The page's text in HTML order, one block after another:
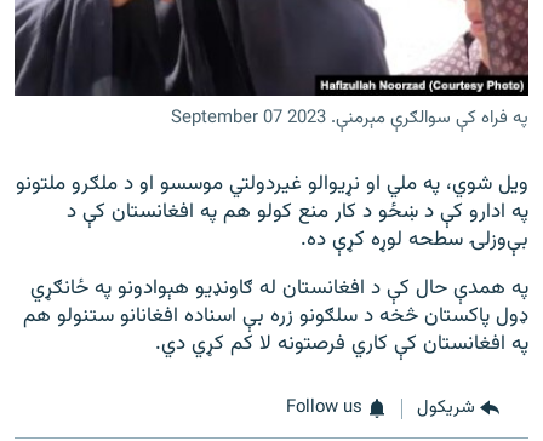
په فراه کې سوالګرې مېرمنې. September 07 2023
ویل شوي، په ملي او نړیوالو غیردولتي موسسو او د ملګرو ملتونو
په ادارو کې د ښځو د کار منع کولو هم په افغانستان کې د
بې‌وزلۍ سطحه لوړه کړې ده.
په همدې حال کې د افغانستان له ګاونډیو هېوادونو په ځانګړي
ډول پاکستان څخه د سلګونو زره بې اسناده افغانانو ستنولو هم
په افغانستان کې کاري فرصتونه لا کم کړي دي.
شريکول Follow us